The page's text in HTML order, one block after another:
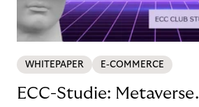
WHITEPAPER E-COMMERCE
ECC-Studie: Metaverse.